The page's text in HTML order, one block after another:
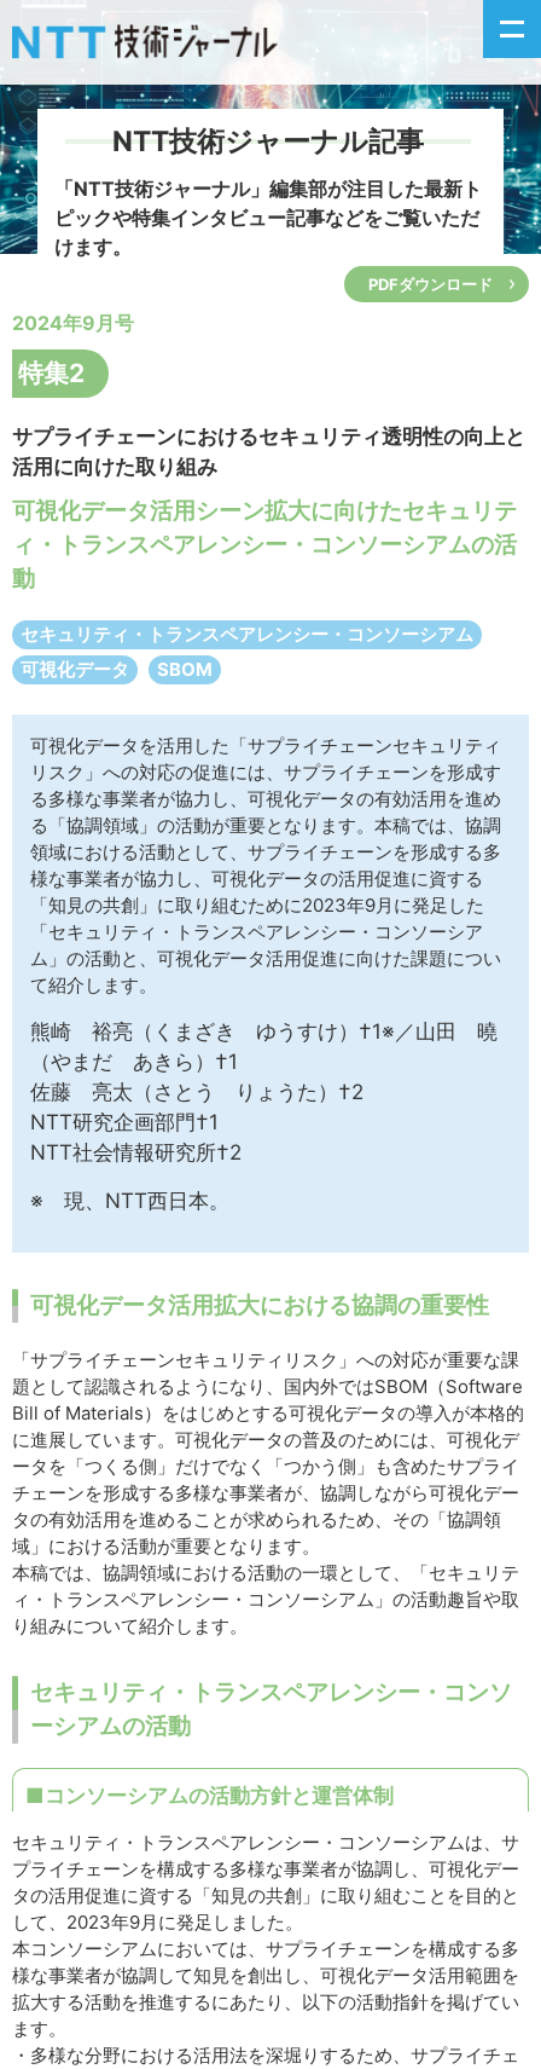
新着情報
イベントカレンダー
サイトマップ
NTT技術ジャーナル記事
「NTT技術ジャーナル」編集部が注目した最新ト
ピックや特集インタビュー記事などをご覧いただ
けます。
PDFダウンロード
2024年9月号
特集2
サプライチェーンにおけるセキュリティ透明性の向上と
活用に向けた取り組み
可視化データ活用シーン拡大に向けたセキュリテ
ィ・トランスペアレンシー・コンソーシアムの活
動
セキュリティ・トランスペアレンシー・コンソーシアム
可視化データ
SBOM
可視化データを活用した「サプライチェーンセキュリティ
リスク」への対応の促進には、サプライチェーンを形成す
る多様な事業者が協力し、可視化データの有効活用を進め
る「協調領域」の活動が重要となります。本稿では、協調
領域における活動として、サプライチェーンを形成する多
様な事業者が協力し、可視化データの活用促進に資する
「知見の共創」に取り組むために2023年9月に発足した
「セキュリティ・トランスペアレンシー・コンソーシア
ム」の活動と、可視化データ活用促進に向けた課題につい
て紹介します。
熊崎 裕亮（くまざき ゆうすけ）†1※／山田 曉
（やまだ あきら）†1
佐藤 亮太（さとう りょうた）†2
NTT研究企画部門†1
NTT社会情報研究所†2
※ 現、NTT西日本。
可視化データ活用拡大における協調の重要性
「サプライチェーンセキュリティリスク」への対応が重要な課
題として認識されるようになり、国内外ではSBOM（Software
Bill of Materials）をはじめとする可視化データの導入が本格的
に進展しています。可視化データの普及のためには、可視化デ
ータを「つくる側」だけでなく「つかう側」も含めたサプライ
チェーンを形成する多様な事業者が、協調しながら可視化デー
タの有効活用を進めることが求められるため、その「協調領
域」における活動が重要となります。
本稿では、協調領域における活動の一環として、「セキュリテ
ィ・トランスペアレンシー・コンソーシアム」の活動趣旨や取
り組みについて紹介します。
セキュリティ・トランスペアレンシー・コンソ
ーシアムの活動
■コンソーシアムの活動方針と運営体制
セキュリティ・トランスペアレンシー・コンソーシアムは、サ
プライチェーンを構成する多様な事業者が協調し、可視化デー
タの活用促進に資する「知見の共創」に取り組むことを目的と
して、2023年9月に発足しました。
本コンソーシアムにおいては、サプライチェーンを構成する多
様な事業者が協調して知見を創出し、可視化データ活用範囲を
拡大する活動を推進するにあたり、以下の活動指針を掲げてい
ます。
・多様な分野における活用法を深堀りするため、サプライチェ